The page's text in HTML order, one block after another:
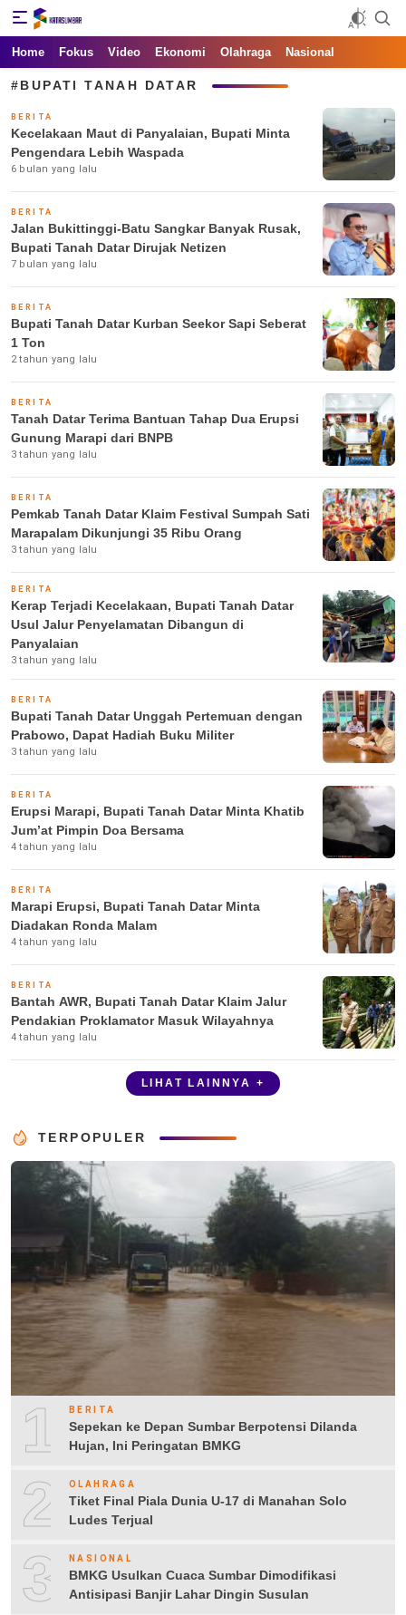
Kata Sumbar
Berita Sumbar Hari Ini
Home Fokus Video Ekonomi Olahraga Nasional
#BUPATI TANAH DATAR
BERITA
Kecelakaan Maut di Panyalaian, Bupati Minta
Pengendara Lebih Waspada
6 bulan yang lalu
BERITA
Jalan Bukittinggi-Batu Sangkar Banyak Rusak,
Bupati Tanah Datar Dirujak Netizen
7 bulan yang lalu
BERITA
Bupati Tanah Datar Kurban Seekor Sapi Seberat
1 Ton
2 tahun yang lalu
BERITA
Tanah Datar Terima Bantuan Tahap Dua Erupsi
Gunung Marapi dari BNPB
3 tahun yang lalu
BERITA
Pemkab Tanah Datar Klaim Festival Sumpah Sati
Marapalam Dikunjungi 35 Ribu Orang
3 tahun yang lalu
BERITA
Kerap Terjadi Kecelakaan, Bupati Tanah Datar
Usul Jalur Penyelamatan Dibangun di
Panyalaian
3 tahun yang lalu
BERITA
Bupati Tanah Datar Unggah Pertemuan dengan
Prabowo, Dapat Hadiah Buku Militer
3 tahun yang lalu
BERITA
Erupsi Marapi, Bupati Tanah Datar Minta Khatib
Jum’at Pimpin Doa Bersama
4 tahun yang lalu
BERITA
Marapi Erupsi, Bupati Tanah Datar Minta
Diadakan Ronda Malam
4 tahun yang lalu
BERITA
Bantah AWR, Bupati Tanah Datar Klaim Jalur
Pendakian Proklamator Masuk Wilayahnya
4 tahun yang lalu
LIHAT LAINNYA +
TERPOPULER
1 BERITA
Sepekan ke Depan Sumbar Berpotensi Dilanda
Hujan, Ini Peringatan BMKG
2 OLAHRAGA
Tiket Final Piala Dunia U-17 di Manahan Solo
Ludes Terjual
3 NASIONAL
BMKG Usulkan Cuaca Sumbar Dimodifikasi
Antisipasi Banjir Lahar Dingin Susulan